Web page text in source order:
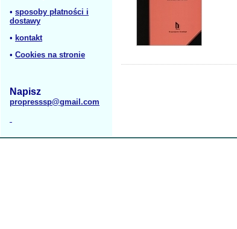
• sposoby płatności i
dostawy
• kontakt
• Cookies na stronie
Napisz
propresssp@gmail.com